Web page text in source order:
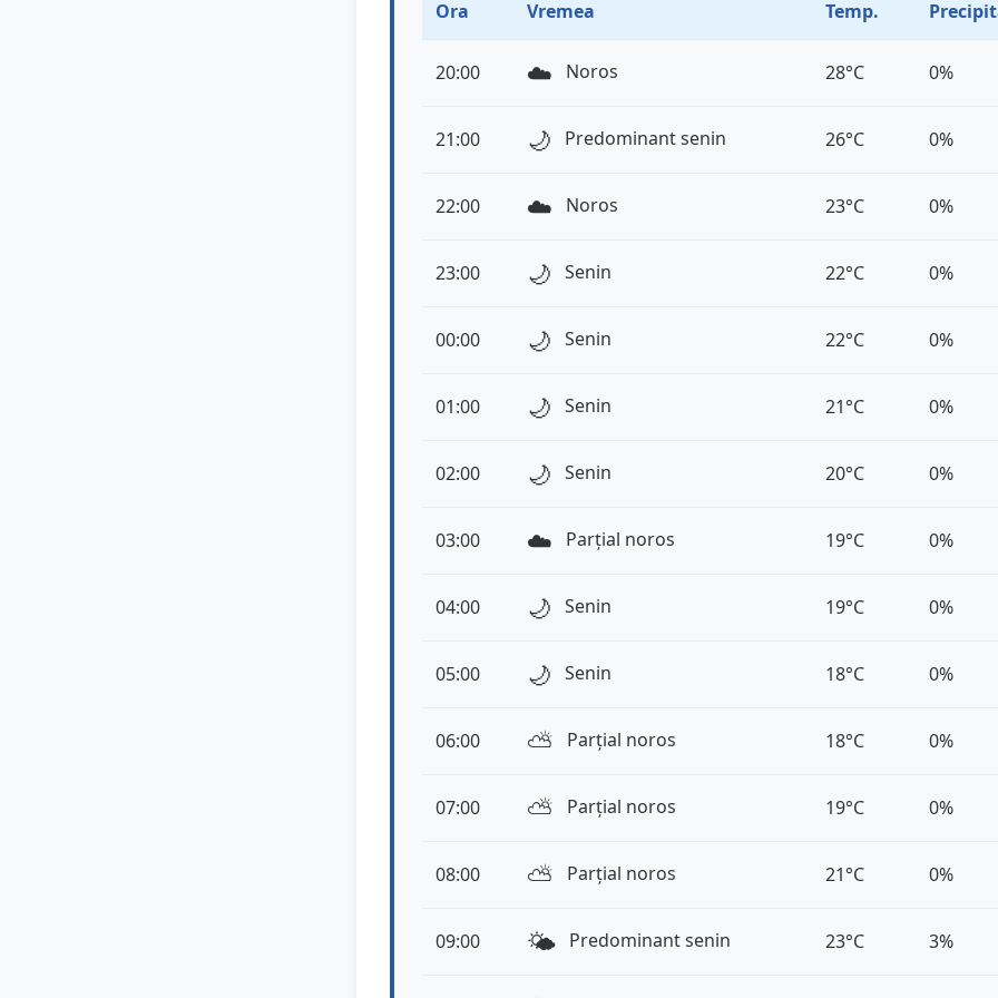
Ora Vremea Temp.
20:00 ☁️ Noros 28°C 0%
21:00 🌙 Predominant senin 26°C 0%
22:00 ☁️ Noros 23°C 0%
23:00 🌙 Senin 22°C 0%
00:00 🌙 Senin 22°C 0%
01:00 🌙 Senin 21°C 0%
02:00 🌙 Senin 20°C 0%
03:00 ☁️ Parțial noros 19°C 0%
04:00 🌙 Senin 19°C 0%
05:00 🌙 Senin 18°C 0%
06:00 ⛅️ Parțial noros 18°C 0%
07:00 ⛅️ Parțial noros 19°C 0%
08:00 ⛅️ Parțial noros 21°C 0%
09:00 🌤️ Predominant senin 23°C 3%